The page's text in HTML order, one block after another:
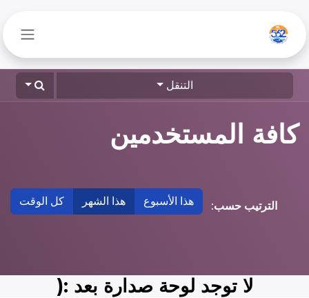
التنقل
كافة المستخدمين
الترتيب حسب: هذا الأسبوع هذا الشهر كل الوقت
لا توجد لوحة صدارة بعد :(